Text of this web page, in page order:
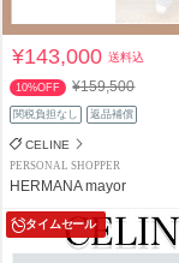
¥143,000送料込
10%OFF ¥159,500
関税負担なし 返品補償
CELINE
PERSONAL SHOPPER
HERMANA mayor
タイムセール